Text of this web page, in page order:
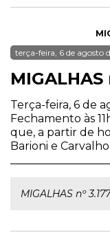
terça-feira, 6 de agosto
MIGALHAS
Terça-feira, 6 de
Fechamento às
que, a partir de
Barioni e
MIGALHAS nº 3.177